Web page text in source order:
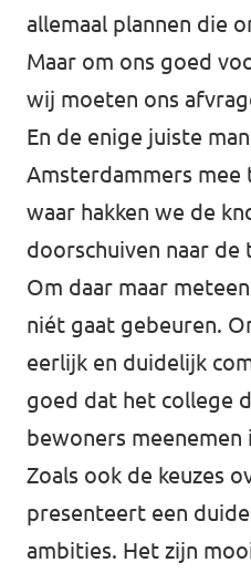
allemaal plannen die
Maar om ons goed
wij moeten ons
En de enige juiste
Amsterdammers mee
waar hakken we de
doorschuiven naar de
Om daar maar
niét gaat gebeuren.
eerlijk en duidelijk
goed dat het college
bewoners meenemen
Zoals ook de keuzes
presenteert een
ambities. Het zijn